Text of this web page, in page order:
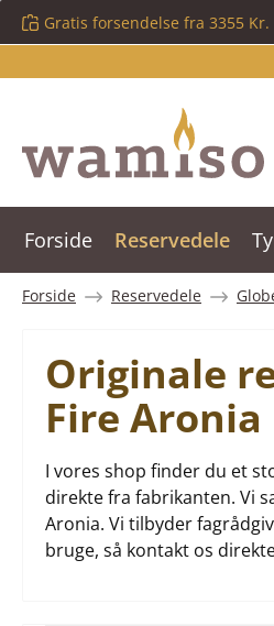
til hovedindhold
Spring til søgning
Gå til hovednavigation
Gratis forsendelse fra 3355 Kr.
Forside Reservedele
Forside Reservedele
Originale
Fire Aronia
I vores shop finder du et
direkte fra fabrikanten. Vi
Aronia. Vi tilbyder
bruge, så kontakt os